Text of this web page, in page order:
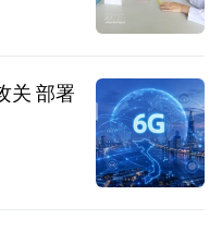
关 部署